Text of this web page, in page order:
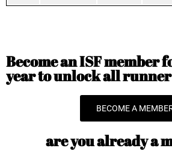
Become an ISF member
year to unlock all
BECOME A
are you already a